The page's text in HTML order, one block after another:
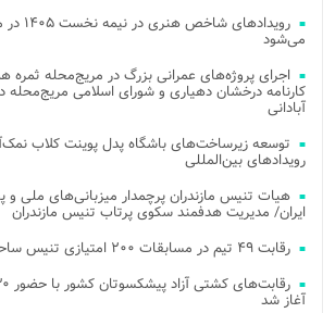
می‌شود
اجرای پروژه‌های عمرانی بزرگ در مریج‌محله
کارنامه درخشان دهیاری و شورای اسلامی
آبادانی
توسعه زیرساخت‌های باشگاه پدل پوینت کلاب
رویدادهای بین‌المللی
هیات تنیس مازندران پرچمدار میزبانی‌های ملی
ایران/ مدیریت هدفمند سکوی پرتاب تنیس مازندران
رقابت ۴۹ تیم در مسابقات ۲۰۰ امتیازی تنیس ساحلی کشور در مازندران
آغاز شد